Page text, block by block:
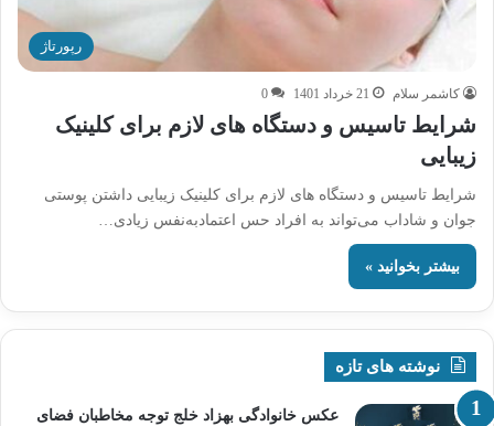
رپورتاژ
کاشمر سلام 21 خرداد 1401 0
شرایط تاسیس و دستگاه های لازم برای کلینیک
زیبایی
شرایط تاسیس و دستگاه های لازم برای کلینیک زیبایی داشتن پوستی
جوان و شاداب می‌تواند به افراد حس اعتمادبه‌نفس زیادی…
بیشتر بخوانید »
نوشته های تازه
عکس خانوادگی بهزاد خلج توجه مخاطبان فضای